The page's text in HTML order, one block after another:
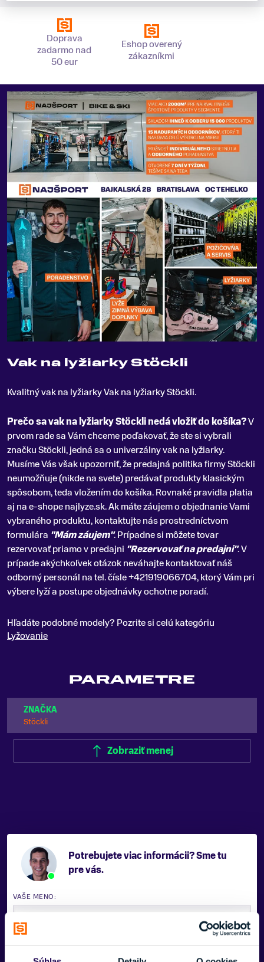
Doprava
zadarmo nad
50 eur
Eshop overený
zákazníkmi
Vak na lyžiarky Stöckli
Kvalitný vak na lyžiarky Vak na lyžiarky Stöckli.
Prečo sa vak na lyžiarky Stöckli nedá vložiť do košíka?V
prvom rade sa Vám chceme poďakovať, že ste si vybrali
značku Stöckli, jedná sa o univerzálny vak na lyžiarky.
Musíme Vás však upozorniť, že predajná politika firmy Stöckli
neumožňuje (nikde na svete) predávať produkty klasickým
spôsobom, teda vložením do košíka. Rovnaké pravidla platia
aj na e-shope najlyze.sk. Ak máte záujem o objednanie Vami
vybraného produktu, kontaktujte nás prostredníctvom
formulára "Mám záujem". Prípadne si môžete tovar
rezervovať priamo v predajni "Rezervovať na predajni". V
prípade akýchkoľvek otázok neváhajte kontaktovať náš
odborný personál na tel. čísle +421919066704, ktorý Vám pri
výbere lyží a postupe objednávky ochotne poradí.
Hľadáte podobné modely? Pozrite si celú kategóriu
Lyžovanie
PARAMETRE
ZNAČKA
Stöckli
Zobraziť menej
Potrebujete viac informácii? Sme tu
pre vás.
VAŠE MENO:
E-MAIL: